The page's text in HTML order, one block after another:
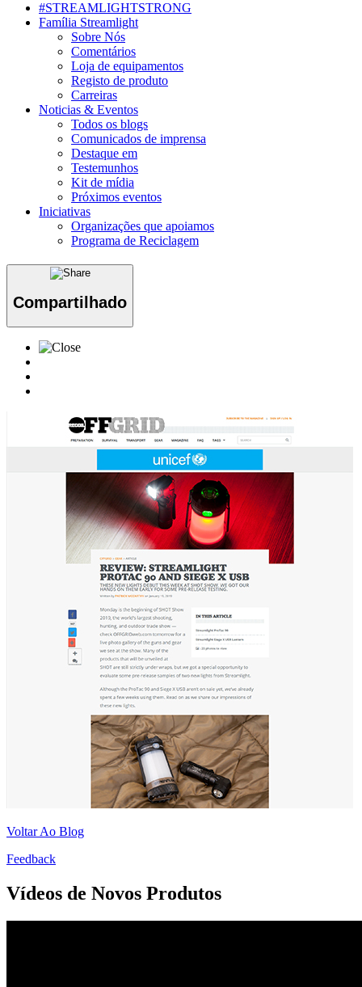
#STREAMLIGHTSTRONG
Família Streamlight
Sobre Nós
Comentários
Loja de equipamentos
Registo de produto
Carreiras
Noticias & Eventos
Todos os blogs
Comunicados de imprensa
Destaque em
Testemunhos
Kit de mídia
Próximos eventos
Iniciativas
Organizações que apoiamos
Programa de Reciclagem
Compartilhado
Voltar Ao Blog
Feedback
Vídeos de Novos Produtos